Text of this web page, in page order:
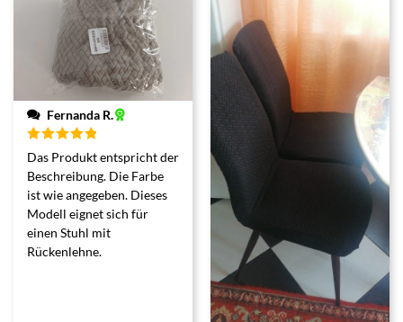
Fernanda R.
Bewertet
mit 5 von 5
Das Produkt entspricht der
Beschreibung. Die Farbe
ist wie angegeben. Dieses
Modell eignet sich für
einen Stuhl mit
Rückenlehne.